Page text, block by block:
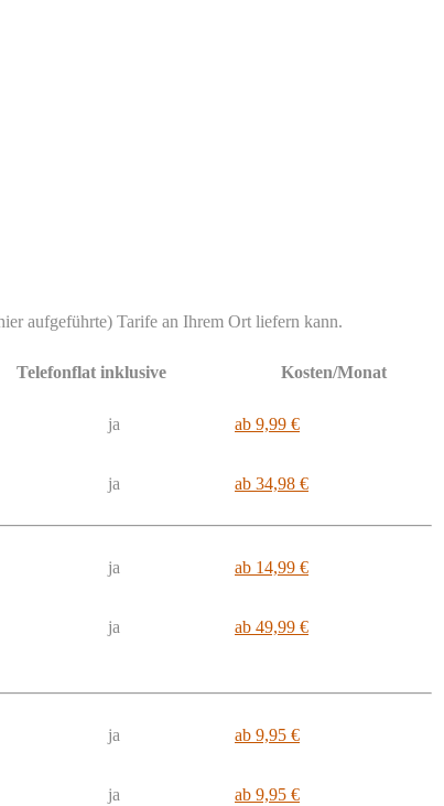
aufgeführte) Tarife an Ihrem Ort liefern kann.
Telefonflat inklusive Kosten/Monat
ja ab 9,99 €
ja ab 34,98 €
ja ab 14,99 €
ja ab 49,99 €
ja ab 9,95 €
ja ab 9,95 €